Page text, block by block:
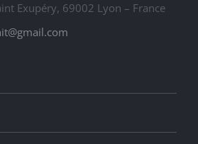
Exupéry, 69002 Lyon – France